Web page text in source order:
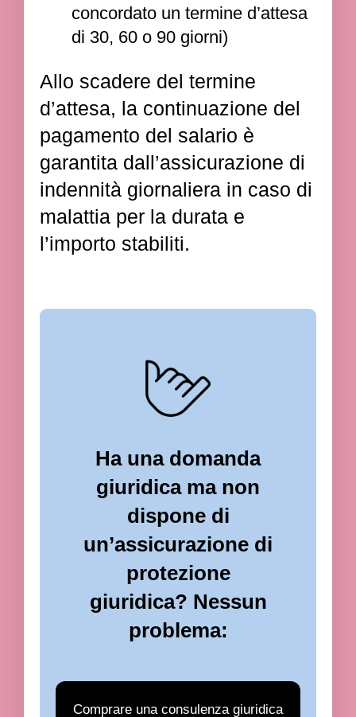
concordato un termine d’attesa
di 30, 60 o 90 giorni)
Allo scadere del termine
d’attesa, la continuazione del
pagamento del salario è
garantita dall’assicurazione di
indennità giornaliera in caso di
malattia per la durata e
l’importo stabiliti.
Ha una domanda
giuridica ma non
dispone di
un’assicurazione di
protezione
giuridica? Nessun
problema:
Comprare una consulenza giuridica